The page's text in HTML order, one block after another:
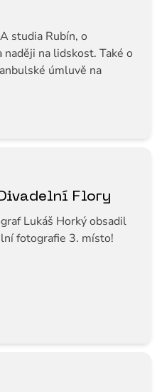
studia Rubín, o
na lidskost. Také o
úmluvě na
Flory
Lukáš Horký obsadil
fotografie 3. místo!